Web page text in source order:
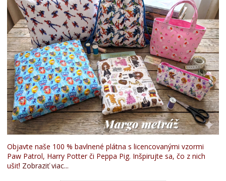
Objavte naše 100 % bavlnené plátna s licencovanými vzormi
Paw Patrol, Harry Potter či Peppa Pig. Inšpirujte sa, čo z nich
ušiť! Zobraziť viac...